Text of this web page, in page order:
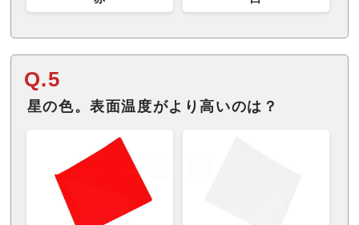
Q.5
星の色。表面温度がより高いのは？